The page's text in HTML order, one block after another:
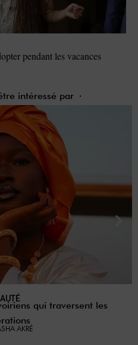
pendant les vacances
intéressé par
qui traversent les
AKRÉ